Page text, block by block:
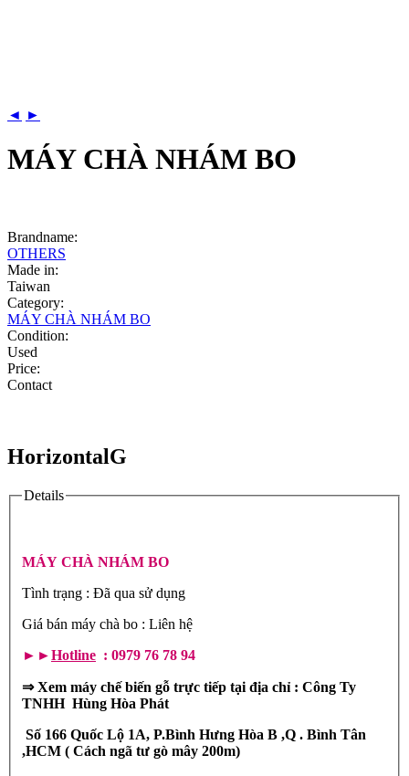
◄ ►
MÁY CHÀ NHÁM BO
Brandname:
OTHERS
Made in:
Taiwan
Category:
MÁY CHÀ NHÁM BO
Condition:
Used
Price:
Contact
HorizontalG
Details
MÁY CHÀ NHÁM BO
Tình trạng : Đã qua sử dụng
Giá bán máy chà bo : Liên hệ
►►Hotline : 0979 76 78 94
⇒ Xem máy chế biến gỗ trực tiếp tại địa chỉ : Công Ty
TNHH Hùng Hòa Phát
Số 166 Quốc Lộ 1A, P.Bình Hưng Hòa B ,Q . Bình Tân
,HCM ( Cách ngã tư gò mây 200m)